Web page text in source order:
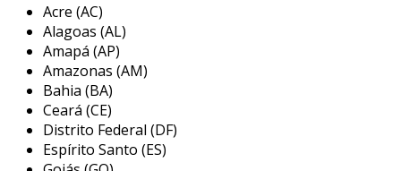
os principais, destacam-se:
visibilidade superior
proporcionam uma melhor visibilidade,
mesmo em ambientes com iluminação
intensa.
atualizações em tempo real
Acre (AC)
Alagoas (AL)
Amapá (AP)
Amazonas (AM)
Bahia (BA)
Ceará (CE)
Distrito Federal (DF)
Espírito Santo (ES)